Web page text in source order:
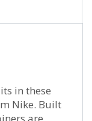
in these
Nike. Built